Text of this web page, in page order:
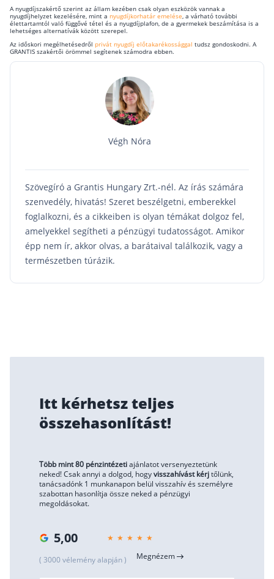
A nyugdíjszakértő szerint az állam kezében csak olyan eszközök vannak a
nyugdíjhelyzet kezelésére, mint a nyugdíjkorhatár emelése , a várható további
élettartamtól való függővé tétel és a nyugdíjplafon, de a gyermekek beszámítása is a
lehetséges alternatívák között szerepel.
Az időskori megélhetésedről privát nyugdíj előtakarékossággal tudsz gondoskodni. A
GRANTIS szakértői örömmel segítenek számodra ebben.
Végh Nóra
Szövegíró a Grantis Hungary Zrt.-nél. Az írás számára
szenvedély, hivatás! Szeret beszélgetni, emberekkel
foglalkozni, és a cikkeiben is olyan témákat dolgoz fel,
amelyekkel segítheti a pénzügyi tudatosságot. Amikor
épp nem ír, akkor olvas, a barátaival találkozik, vagy a
természetben túrázik.
Itt kérhetsz teljes
összehasonlítást!
Több mint 80 pénzintézetiajánlatot versenyeztetünk
neked! Csak annyi a dolgod, hogyvisszahívást kérjtőlünk,
tanácsadónk 1 munkanapon belül visszahív és személyre
szabottan hasonlítja össze neked a pénzügyi
megoldásokat.
5,00
( 3000 vélemény alapján ) Megnézem